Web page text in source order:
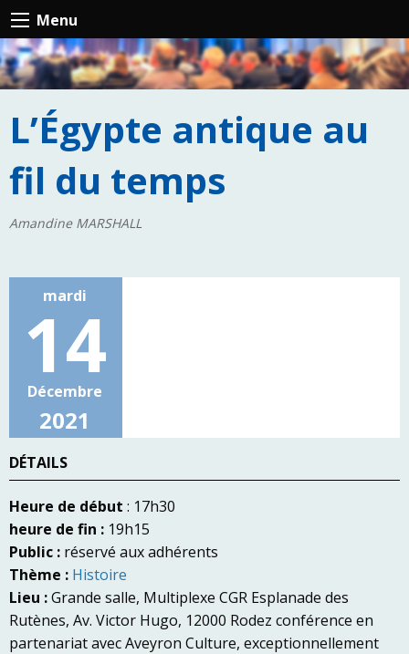
Menu
L’Égypte antique au
fil du temps
Amandine MARSHALL
mardi
14
Décembre
2021
DÉTAILS
Heure de début : 17h30
heure de fin : 19h15
Public : réservé aux adhérents
Thème : Histoire
Lieu :Grande salle, Multiplexe CGR Esplanade des
Rutènes, Av. Victor Hugo, 12000 Rodez conférence en
partenariat avec Aveyron Culture, exceptionnellement